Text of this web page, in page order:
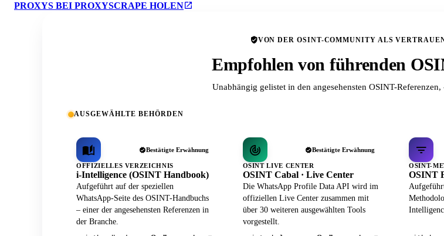
PROXYS BEI PROXYSCRAPE HOLEN
VON DER OSINT-COMMUNITY ALS
Empfohlen von führenden
Unabhängig gelistet in den angesehensten OSINT-
AUSGEWÄHLTE BEHÖRDEN
Bestätigte Erwähnung
OFFIZIELLES VERZEICHNIS
i-Intelligence (OSINT Handbook)
Aufgeführt auf der speziellen
WhatsApp-Seite des OSINT-Handbuchs
– einer der angesehensten Referenzen in
der Branche.
Bestätigte Erwähnung
OSINT LIVE CENTER
OSINT Cabal · Live Center
Die WhatsApp Profile Data API wird im
offiziellen Live Center zusammen mit
über 30 weiteren ausgewählten Tools
vorgestellt.
OSINT-
OSINT